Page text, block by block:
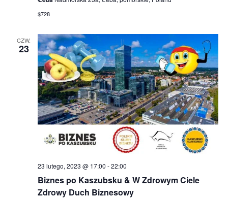
h
a
n
d
V
i
e
w
$728
CZW.
23
23 lutego, 2023 @ 17:00 -22:00
Biznes po Kaszubsku & W Zdrowym Ciele
Zdrowy Duch Biznesowy